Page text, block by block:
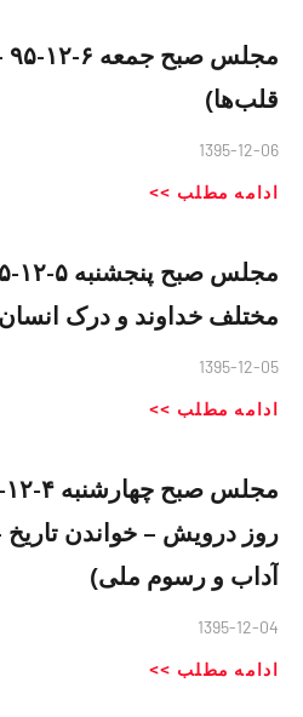
قلب‌ها)
1395-12-06
ادامه مطلب >>
مختلف خداوند و درک
1395-12-05
ادامه مطلب >>
روز درویش – خواندن
آداب و رسوم ملی)
1395-12-04
ادامه مطلب >>